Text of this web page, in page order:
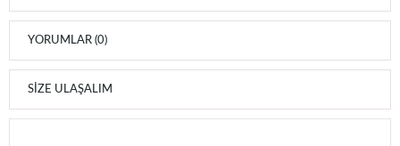
YORUMLAR (0)
SIZE ULAŞALIM